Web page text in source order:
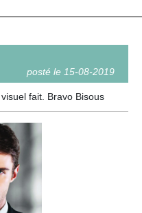
posté le 15-08-2019
fait. Bravo Bisous